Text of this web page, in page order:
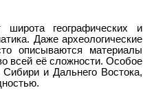
географических и
Даже археологические
описываются материалы
всей её сложности. Особое
и Дальнего Востока,